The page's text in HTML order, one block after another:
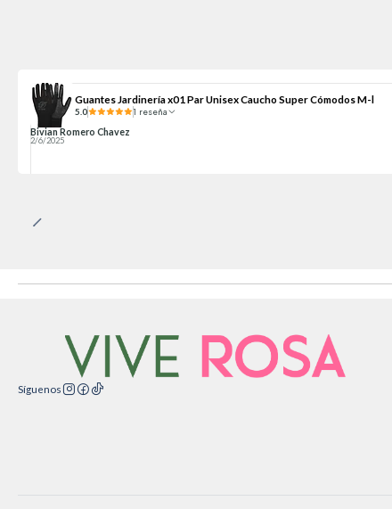
Guantes Jardinería x01 Par Unisex Caucho Super Cómodos M-l
5.0 1 reseña
Bivian Romero Chavez
2/6/2025
Síguenos